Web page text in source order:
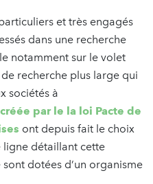
et très engagés
dans une recherche
notamment sur le volet
recherche plus large qui
sociétés à
par le la loi Pacte de
ont depuis fait le choix
ligne détaillant cette
dotées d’un organisme